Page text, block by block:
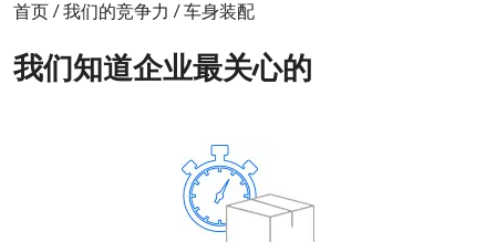
首页 /我们的竞争力 /车身装配
我们知道企业最关心的